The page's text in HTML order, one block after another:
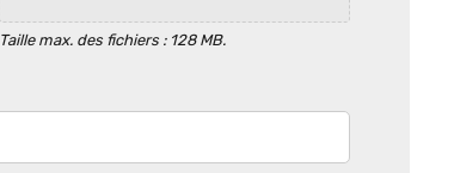
Taille max. des fichiers : 128 MB.